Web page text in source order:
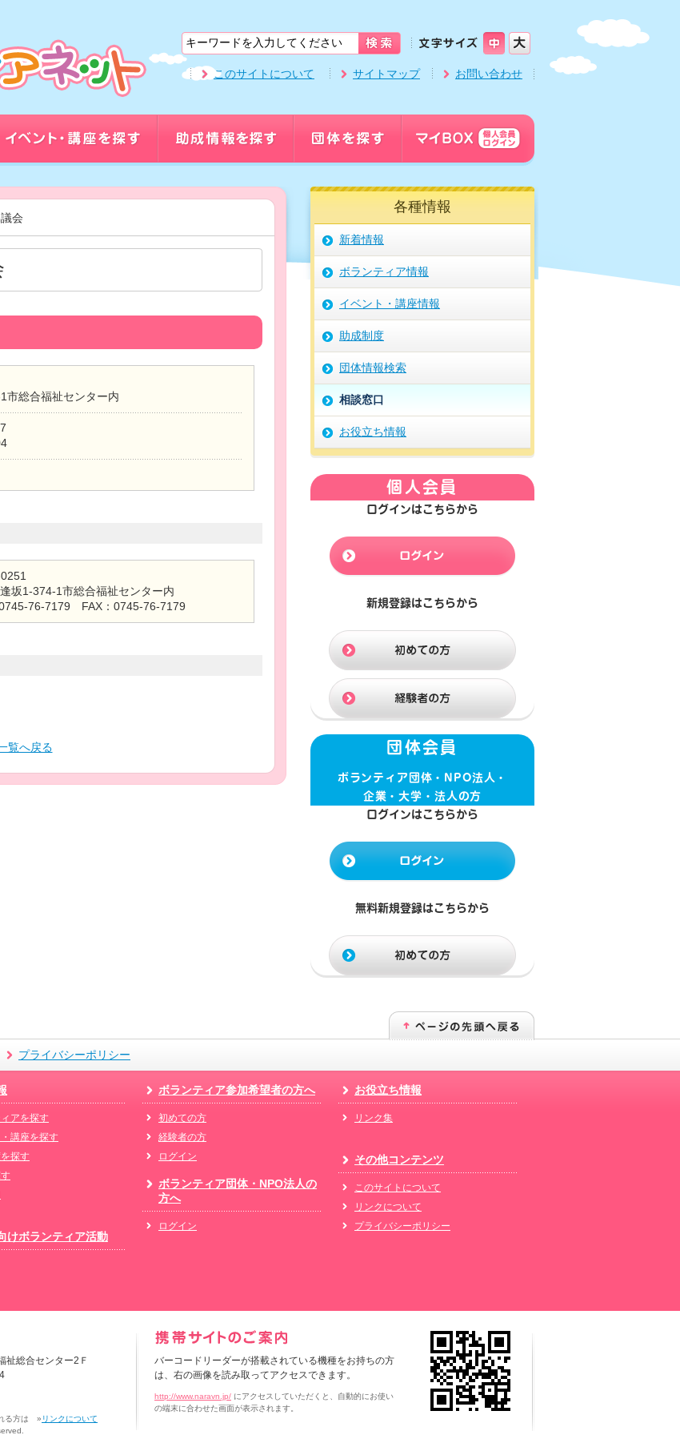
このサイトについて サイトマップ お問い合わせ
会
市総合福祉センター内
坂1-374-1市総合福祉センター内
76-7179 FAX：0745-76-7179
覧へ戻る
各種情報
新着情報
ボランティア情報
イベント・講座情報
助成制度
団体情報検索
相談窓口
お役立ち情報
個人会員
ログインはこちらから
新規登録はこちらから
団体会員
ボランティア団体・NPO法人・
企業・大学・法人の方
ログインはこちらから
無料新規登録はこちらから
プライバシーポリシー
アを探す
講座を探す
探す
けボランティア活動
ボランティア参加希望者の方へ
初めての方
経験者の方
ログイン
お役立ち情報
リンク集
その他コンテンツ
このサイトについて
リンクについて
プライバシーポリシー
ボランティア団体・NPO法人の
方へ
ログイン
総合センター2Ｆ
る方は » リンクについて
バーコードリーダーが搭載されている機種をお持ちの方
は、右の画像を読み取ってアクセスできます。
http://www.naravn.jp/ にアクセスしていただくと、自動的にお使い
の端末に合わせた画面が表示されます。